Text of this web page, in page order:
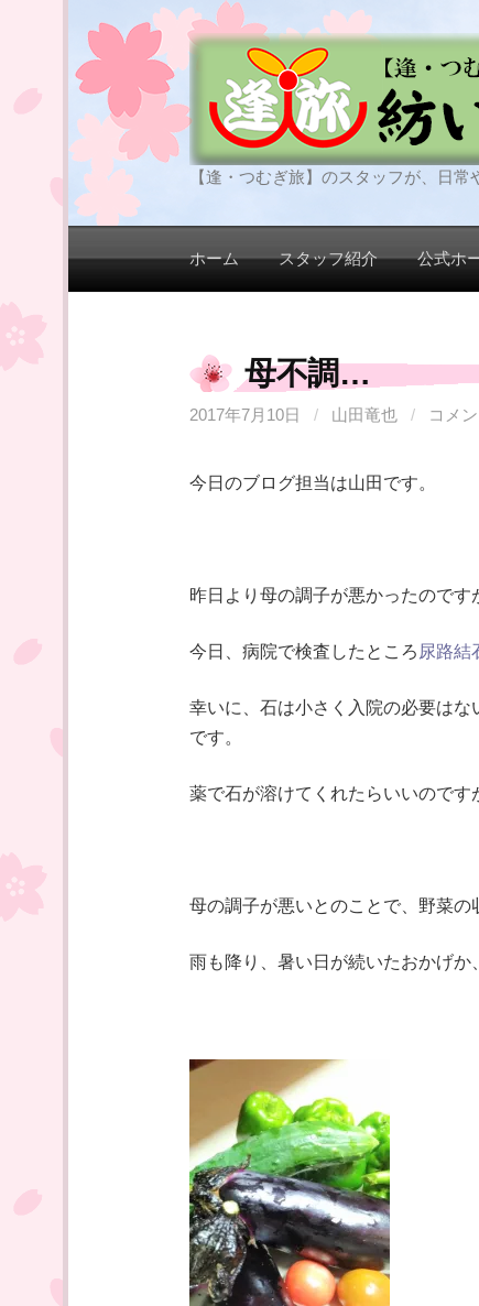
テ
ツ
へ
ス
キ
【逢・つむぎ旅】のスタッフが、日
ホーム スタッフ紹介 公式ホ
母不調…
2017年7月10日 / 山田竜也 / コメ
今日のブログ担当は山田です。
昨日より母の調子が悪かったので
今日、病院で検査したところ 尿路結
幸いに、石は小さく入院の必要は
です。
薬で石が溶けてくれたらいいので
母の調子が悪いとのことで、野菜の
雨も降り、暑い日が続いたおかげ